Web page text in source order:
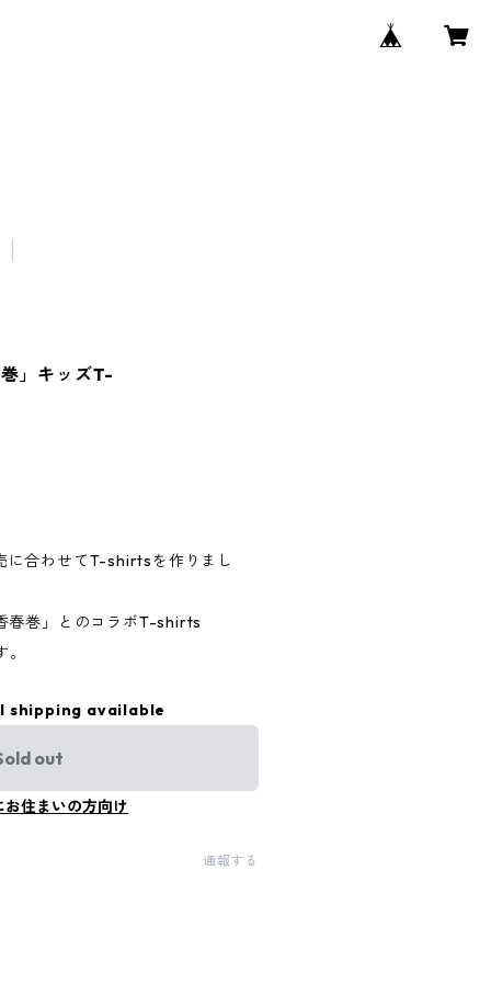
」キッズT-
合わせてT-shirtsを作りまし
春巻」とのコラボT-shirts
shipping available
out
お住まいの方向け
通報する